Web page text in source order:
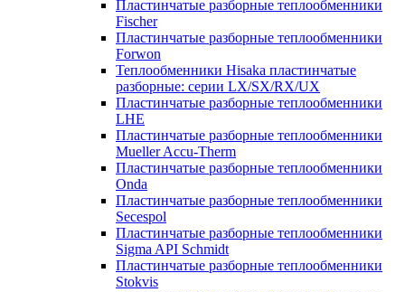
Пластинчатые разборные теплообменники
Fischer
Пластинчатые разборные теплообменники
Forwon
Теплообменники Hisaka пластинчатые
разборные: серии LX/SX/RX/UX
Пластинчатые разборные теплообменники
LHE
Пластинчатые разборные теплообменники
Mueller Accu-Therm
Пластинчатые разборные теплообменники
Onda
Пластинчатые разборные теплообменники
Secespol
Пластинчатые разборные теплообменники
Sigma API Schmidt
Пластинчатые разборные теплообменники
Stokvis